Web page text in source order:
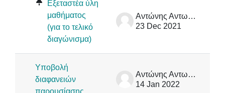
Εξεταστέα ύλη
μαθήματος
(για το τελικό
διαγώνισμα)
Αντώνης Αντωνόπουλος
23 Dec 2021
Υποβολή
διαφανειών
Αντώνης Αντωνόπουλος
14 Jan 2022